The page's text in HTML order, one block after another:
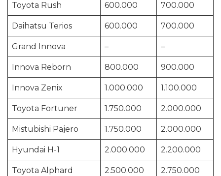
Toyota Rush 600.000 700.000
Daihatsu Terios 600.000 700.000
Grand Innova – –
Innova Reborn 800.000 900.000
Innova Zenix 1.000.000 1.100.000
Toyota Fortuner 1.750.000 2.000.000
Mistubishi Pajero 1.750.000 2.000.000
Hyundai H-1 2.000.000 2.200.000
Toyota Alphard 2.500.000 2.750.000